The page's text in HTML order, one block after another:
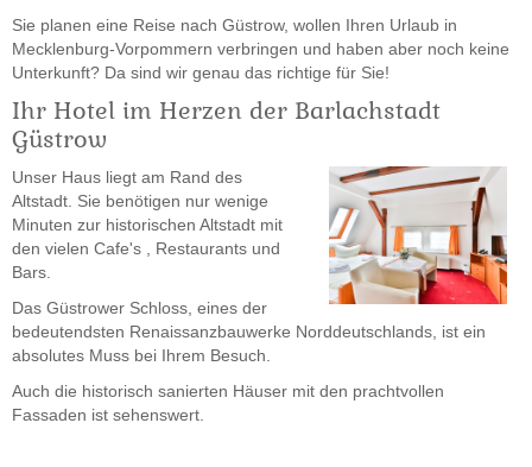
Sie planen eine Reise nach Güstrow, wollen Ihren Urlaub in
Mecklenburg-Vorpommern verbringen und haben aber noch keine
Unterkunft? Da sind wir genau das richtige für Sie!
Ihr Hotel im Herzen der Barlachstadt
Güstrow
Unser Haus liegt am Rand des
Altstadt. Sie benötigen nur wenige
Minuten zur historischen Altstadt mit
den vielen Cafe's , Restaurants und
Bars.
Das Güstrower Schloss, eines der
bedeutendsten Renaissanzbauwerke Norddeutschlands, ist ein
absolutes Muss bei Ihrem Besuch.
Auch die historisch sanierten Häuser mit den prachtvollen
Fassaden ist sehenswert.